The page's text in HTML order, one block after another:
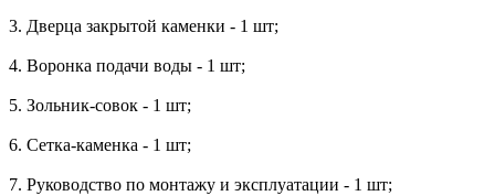
3. Дверца закрытой каменки - 1 шт;
4. Воронка подачи воды - 1 шт;
5. Зольник-совок - 1 шт;
6. Сетка-каменка - 1 шт;
7. Руководство по монтажу и эксплуатации - 1 шт;